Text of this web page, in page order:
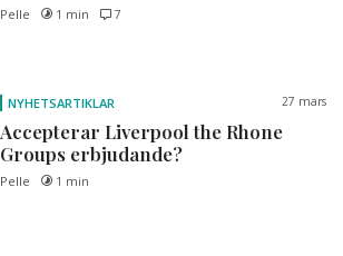
Pelle 1 min 7
NYHETSARTIKLAR 27 mars
Accepterar Liverpool the Rhone
Groups erbjudande?
Pelle 1 min